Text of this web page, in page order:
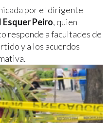
por el dirigente
Esquer Peiro, quien
responde a facultades de
y a los acuerdos